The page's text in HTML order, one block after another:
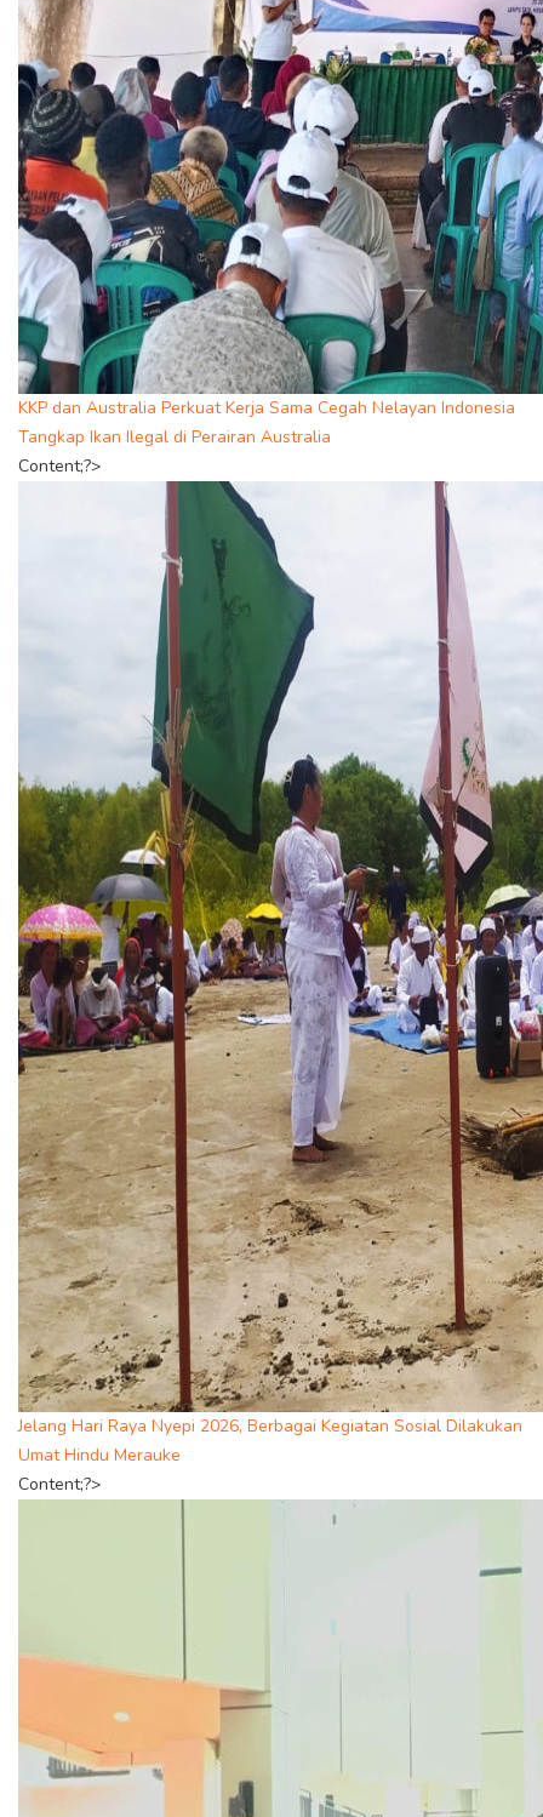
KKP dan Australia Perkuat Kerja Sama Cegah Nelayan Indonesia
Tangkap Ikan Ilegal di Perairan Australia
Content;?>
Jelang Hari Raya Nyepi 2026, Berbagai Kegiatan Sosial Dilakukan
Umat Hindu Merauke
Content;?>